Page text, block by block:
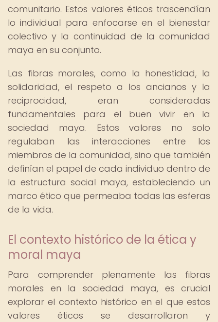
comunitario. Estos valores éticos trascendían
lo individual para enfocarse en el bienestar
colectivo y la continuidad de la comunidad
maya en su conjunto.
Las fibras morales, como la honestidad, la
solidaridad, el respeto a los ancianos y la
reciprocidad, eran consideradas
fundamentales para el buen vivir en la
sociedad maya. Estos valores no solo
regulaban las interacciones entre los
miembros de la comunidad, sino que también
definían el papel de cada individuo dentro de
la estructura social maya, estableciendo un
marco ético que permeaba todas las esferas
de la vida.
El contexto histórico de la ética y
moral maya
Para comprender plenamente las fibras
morales en la sociedad maya, es crucial
explorar el contexto histórico en el que estos
valores éticos se desarrollaron y